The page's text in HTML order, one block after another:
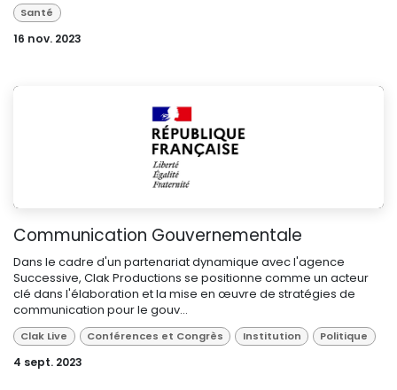
Santé
16 nov. 2023
Communication Gouvernementale
Dans le cadre d'un partenariat dynamique avec l'agence
Successive, Clak Productions se positionne comme un acteur
clé dans l'élaboration et la mise en œuvre de stratégies de
communication pour le gouv...
Clak Live Conférences et Congrès Institution Politique
4 sept. 2023